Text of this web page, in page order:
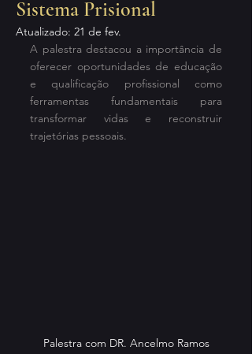
Sistema Prisional
Atualizado: 21 de fev.
A palestra destacou a importância de
oferecer oportunidades de educação
e qualificação profissional como
ferramentas fundamentais para
transformar vidas e reconstruir
trajetórias pessoais.
Palestra com DR. Ancelmo Ramos